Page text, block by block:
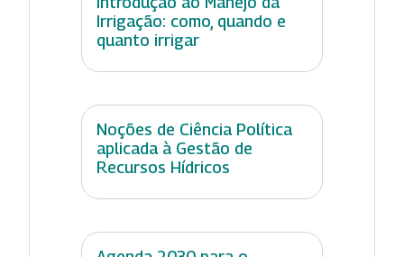
Irrigação: como, quando e
quanto irrigar
Noções de Ciência Política
aplicada à Gestão de
Recursos Hídricos